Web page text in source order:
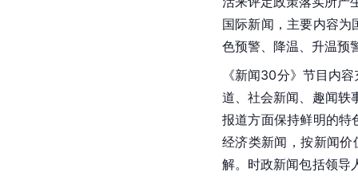
国际新闻，主要内容
色预警、降温、升温预
《新闻30分》节目内
道、社会新闻、趣闻轶
报道方面保持鲜明的特
经济类新闻，按新闻
解。时政新闻包括领导